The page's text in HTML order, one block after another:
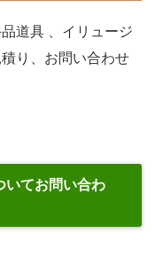
道具 、イリュージ
り、お問い合わせ
いてお問い合わ